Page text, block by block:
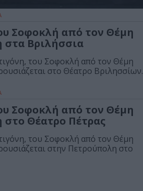
Σοφοκλή από τον Θέμη
στα Βριλήσσια
του Σοφοκλή από τον Θέμη
στο Θέατρο Βριλησσίων.
Σοφοκλή από τον Θέμη
Θέατρο Πέτρας
του Σοφοκλή από τον Θέμη
στην Πετρούπολη στο